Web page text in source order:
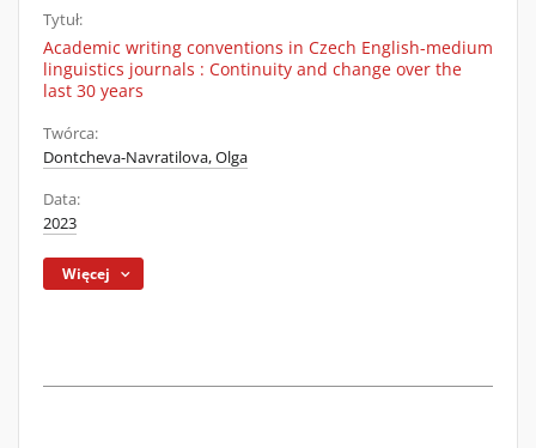
Tytuł:
Academic writing conventions in Czech English-medium
linguistics journals : Continuity and change over the
last 30 years
Twórca:
Dontcheva-Navratilova, Olga
Data:
2023
Więcej